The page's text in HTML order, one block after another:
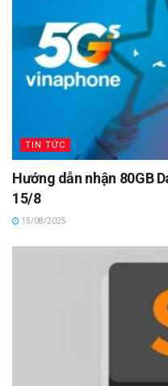
TIN TỨC
Hướng dẫn nhận 80GB
15/8
15/08/2025